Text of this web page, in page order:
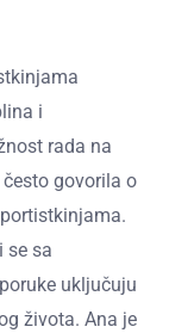
i
rada na
govorila o
se sa
uključuju
života. Ana je